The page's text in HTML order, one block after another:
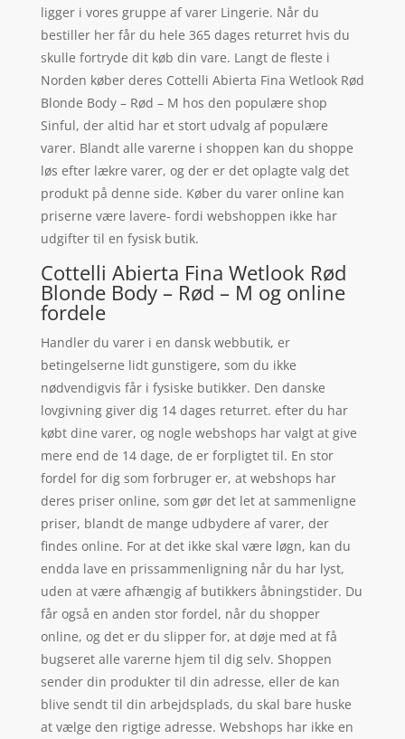
ligger i vores gruppe af varer Lingerie. Når du
bestiller her får du hele 365 dages returret hvis du
skulle fortryde dit køb din vare. Langt de fleste i
Norden køber deres Cottelli Abierta Fina Wetlook Rød
Blonde Body – Rød – M hos den populære shop
Sinful, der altid har et stort udvalg af populære
varer. Blandt alle varerne i shoppen kan du shoppe
løs efter lækre varer, og der er det oplagte valg det
produkt på denne side. Køber du varer online kan
priserne være lavere- fordi webshoppen ikke har
udgifter til en fysisk butik.
Cottelli Abierta Fina Wetlook Rød
Blonde Body – Rød – M og online
fordele
Handler du varer i en dansk webbutik, er
betingelserne lidt gunstigere, som du ikke
nødvendigvis får i fysiske butikker. Den danske
lovgivning giver dig 14 dages returret. efter du har
købt dine varer, og nogle webshops har valgt at give
mere end de 14 dage, de er forpligtet til. En stor
fordel for dig som forbruger er, at webshops har
deres priser online, som gør det let at sammenligne
priser, blandt de mange udbydere af varer, der
findes online. For at det ikke skal være løgn, kan du
endda lave en prissammenligning når du har lyst,
uden at være afhængig af butikkers åbningstider. Du
får også en anden stor fordel, når du shopper
online, og det er du slipper for, at døje med at få
bugseret alle varerne hjem til dig selv. Shoppen
sender din produkter til din adresse, eller de kan
blive sendt til din arbejdsplads, du skal bare huske
at vælge den rigtige adresse. Webshops har ikke en